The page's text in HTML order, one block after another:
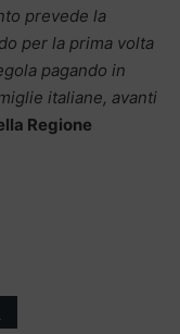
prevede la
per la prima volta
pagando in
italiane, avanti
Regione